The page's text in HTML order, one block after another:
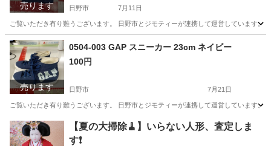
売ります 日野市 7月11日
ご覧いただき有り難うございます。 日野市とジモティーが連携して運営していま
東京 日野市
売ります
0504-003 GAP スニーカー 23cm ネイビー
100円
日野市 7月21日
ご覧いただき有り難うございます。 日野市とジモティーが連携して運営していま
東京 日野市 服/ファッション
【夏の大掃除🧹】いらない人形、査定しま
す❗️